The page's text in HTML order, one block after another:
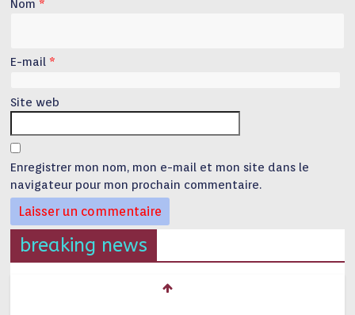
Nom *
E-mail *
Site web
Enregistrer mon nom, mon e-mail et mon site dans le
navigateur pour mon prochain commentaire.
breaking news